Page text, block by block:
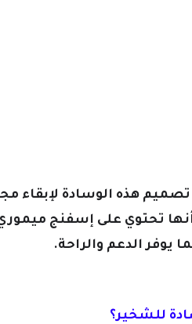
تصميم هذه الوسادة لإبقاء
تحتوي على إسفنج
يوفر الدعم والراحة.
للشخير؟